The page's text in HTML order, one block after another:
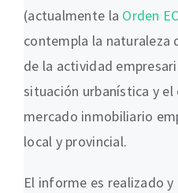
(actualmente la Orden
contempla la naturaleza
de la actividad
situación urbanística y
mercado inmobiliario
local y provincial.
El informe es realizado